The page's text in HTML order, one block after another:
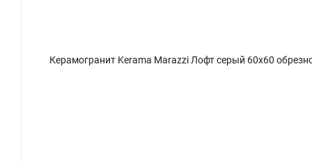
Керамогранит Kerama Marazzi Лофт серый 60x60